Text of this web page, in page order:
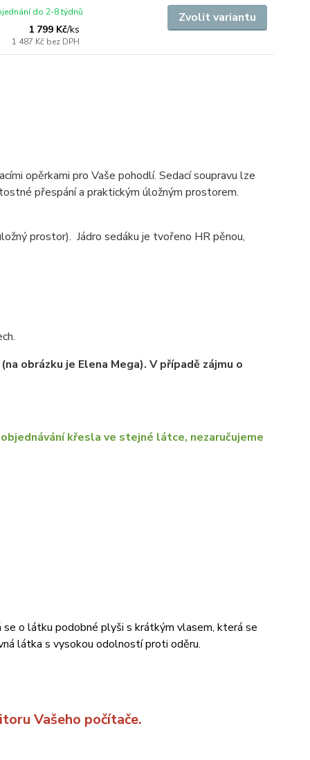
1 799 Kč/ks
1 487 Kč bez DPH
do 2-8 týdnů Zvolit variantu
opěrkami pro Vaše pohodlí. Sedací soupravu lze
přespání a praktickým úložným prostorem.
prostor). Jádro sedáku je tvořeno HR pěnou,
obrázku je Elena Mega). V případě zájmu o
křesla ve stejné látce, nezaručujeme
o látku podobné plyši s krátkým vlasem, která se
látka s vysokou odolností proti oděru.
Vašeho počítače.